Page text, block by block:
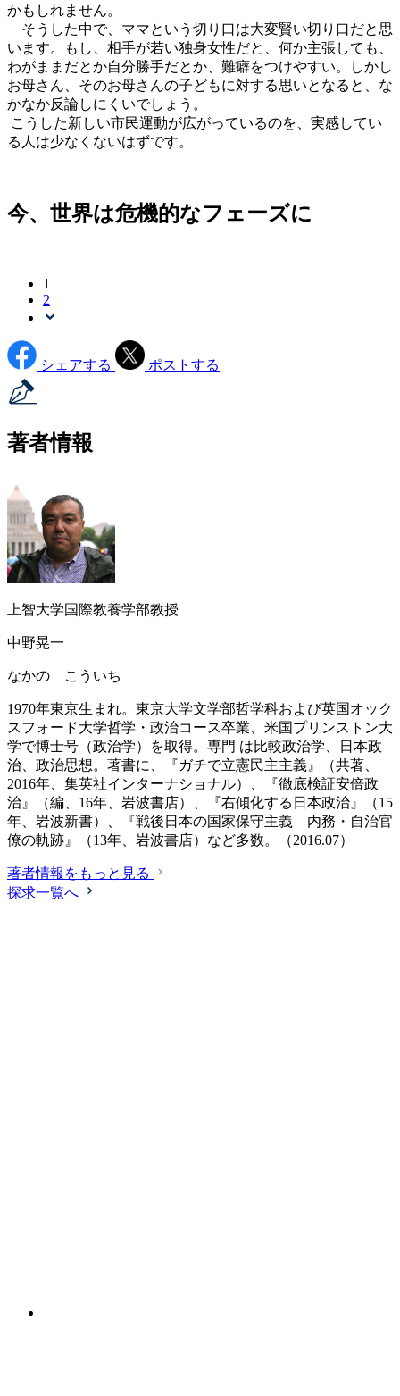
かもしれません。
そうした中で、ママという切り口は大変賢い切り口だと思
います。もし、相手が若い独身女性だと、何か主張しても、
わがままだとか自分勝手だとか、難癖をつけやすい。しかし
お母さん、そのお母さんの子どもに対する思いとなると、な
かなか反論しにくいでしょう。
こうした新しい市民運動が広がっているのを、実感してい
る人は少なくないはずです。
今、世界は危機的なフェーズに
1
2
シェアする ポストする
著者情報
上智大学国際教養学部教授
中野晃一
なかの こういち
1970年東京生まれ。東京大学文学部哲学科および英国オック
スフォード大学哲学・政治コース卒業、米国プリンストン大
学で博士号（政治学）を取得。専門 は比較政治学、日本政
治、政治思想。著書に、『ガチで立憲民主主義』（共著、
2016年、集英社インターナショナル）、『徹底検証安倍政
治』（編、16年、岩波書店）、『右傾化する日本政治』（15
年、岩波新書）、『戦後日本の国家保守主義―内務・自治官
僚の軌跡』（13年、岩波書店）など多数。（2016.07）
著者情報をもっと見る
探求一覧へ